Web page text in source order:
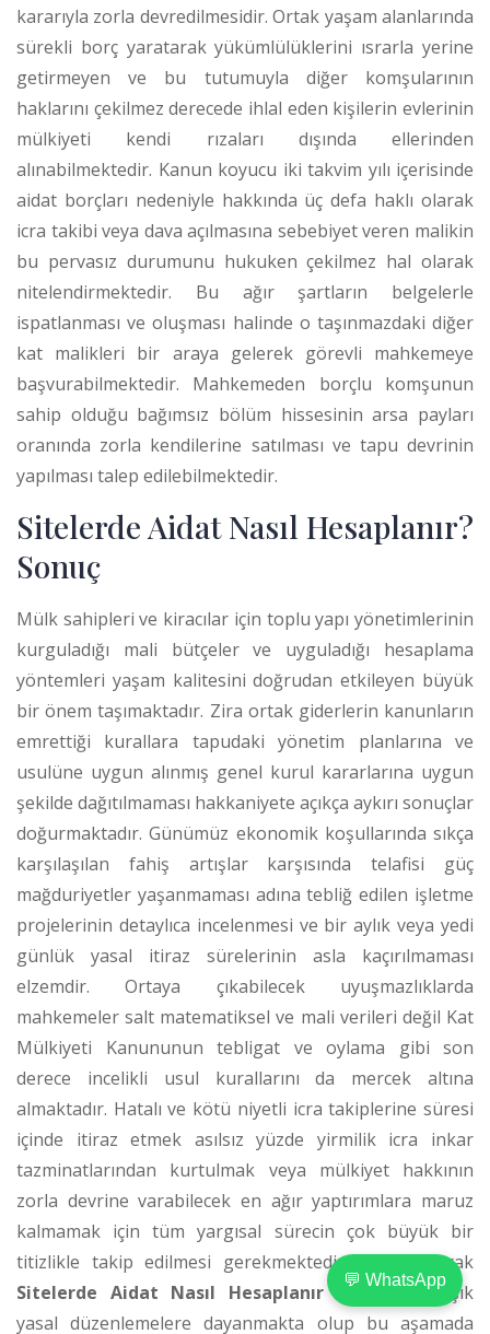
kararıyla zorla devredilmesidir. Ortak yaşam alanlarında
sürekli borç yaratarak yükümlülüklerini ısrarla yerine
getirmeyen ve bu tutumuyla diğer komşularının
haklarını çekilmez derecede ihlal eden kişilerin evlerinin
mülkiyeti kendi rızaları dışında ellerinden
alınabilmektedir. Kanun koyucu iki takvim yılı içerisinde
aidat borçları nedeniyle hakkında üç defa haklı olarak
icra takibi veya dava açılmasına sebebiyet veren malikin
bu pervasız durumunu hukuken çekilmez hal olarak
nitelendirmektedir. Bu ağır şartların belgelerle
ispatlanması ve oluşması halinde o taşınmazdaki diğer
kat malikleri bir araya gelerek görevli mahkemeye
başvurabilmektedir. Mahkemeden borçlu komşunun
sahip olduğu bağımsız bölüm hissesinin arsa payları
oranında zorla kendilerine satılması ve tapu devrinin
yapılması talep edilebilmektedir.
Sitelerde Aidat Nasıl Hesaplanır?
Sonuç
Mülk sahipleri ve kiracılar için toplu yapı yönetimlerinin
kurguladığı mali bütçeler ve uyguladığı hesaplama
yöntemleri yaşam kalitesini doğrudan etkileyen büyük
bir önem taşımaktadır. Zira ortak giderlerin kanunların
emrettiği kurallara tapudaki yönetim planlarına ve
usulüne uygun alınmış genel kurul kararlarına uygun
şekilde dağıtılmaması hakkaniyete açıkça aykırı sonuçlar
doğurmaktadır. Günümüz ekonomik koşullarında sıkça
karşılaşılan fahiş artışlar karşısında telafisi güç
mağduriyetler yaşanmaması adına tebliğ edilen işletme
projelerinin detaylıca incelenmesi ve bir aylık veya yedi
günlük yasal itiraz sürelerinin asla kaçırılmaması
elzemdir. Ortaya çıkabilecek uyuşmazlıklarda
mahkemeler salt matematiksel ve mali verileri değil Kat
Mülkiyeti Kanununun tebligat ve oylama gibi son
derece incelikli usul kurallarını da mercek altına
almaktadır. Hatalı ve kötü niyetli icra takiplerine süresi
içinde itiraz etmek asılsız yüzde yirmilik icra inkar
tazminatlarından kurtulmak veya mülkiyet hakkının
zorla devrine varabilecek en ağır yaptırımlara maruz
kalmamak için tüm yargısal sürecin çok büyük bir
titizlikle takip edilmesi gerekmektedir. Sonuç olarak
Sitelerde Aidat Nasıl Hesaplanırsüreci karmaşık
yasal düzenlemelere dayanmakta olup bu aşamada
💬 WhatsApp